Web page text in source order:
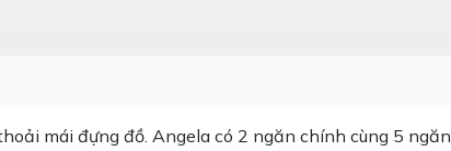
mái đựng đồ. Angela có 2 ngăn chính cùng 5 ngăn